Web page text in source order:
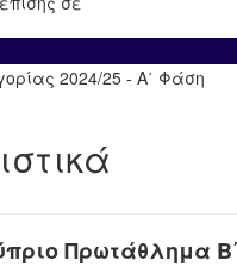
2024/25 - Α΄ Φάση
Πρωτάθλημα